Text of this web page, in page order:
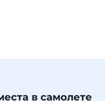
в самолете